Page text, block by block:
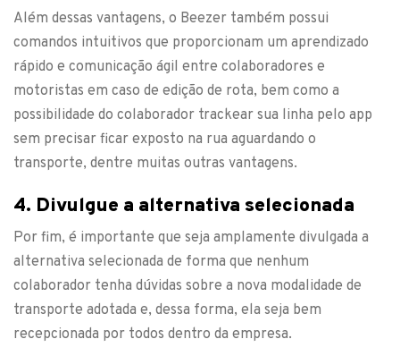
Além dessas vantagens, o Beezer também possui
comandos intuitivos que proporcionam um aprendizado
rápido e comunicação ágil entre colaboradores e
motoristas em caso de edição de rota, bem como a
possibilidade do colaborador trackear sua linha pelo app
sem precisar ficar exposto na rua aguardando o
transporte, dentre muitas outras vantagens.
4. Divulgue a alternativa selecionada
Por fim, é importante que seja amplamente divulgada a
alternativa selecionada de forma que nenhum
colaborador tenha dúvidas sobre a nova modalidade de
transporte adotada e, dessa forma, ela seja bem
recepcionada por todos dentro da empresa.